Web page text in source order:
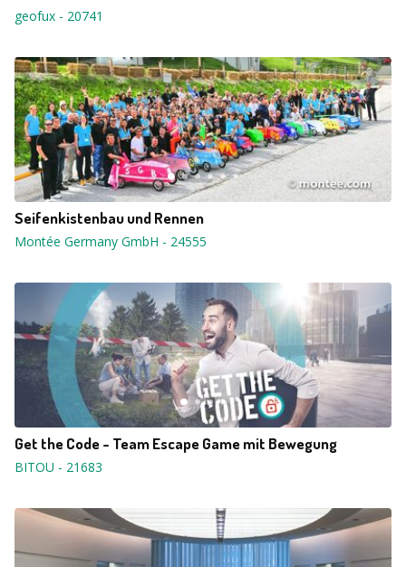
geofux - 20741
Seifenkistenbau und Rennen
Montée Germany GmbH - 24555
Get the Code - Team Escape Game mit Bewegung
BITOU - 21683